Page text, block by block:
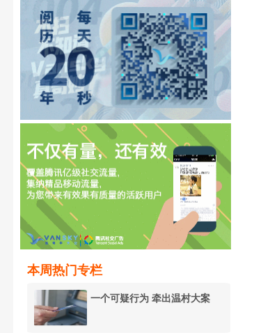
本周热门专栏
一个可疑行为 牵出温村大案